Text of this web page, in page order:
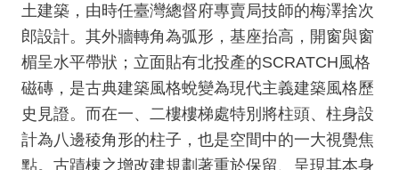
活
動
及
推
廣
典
藏
土建築，由時任臺灣總督府專賣局技師的梅澤捨次
郎設計。其外牆轉角為弧形，基座抬高，開窗與窗
楣呈水平帶狀；立面貼有北投產的SCRATCH風格
磁磚，是古典建築風格蛻變為現代主義建築風格歷
史見證。而在一、二樓樓梯處特別將柱頭、柱身設
計為八邊稜角形的柱子，也是空間中的一大視覺焦
點。古蹟棟之增改建規劃著重於保留、呈現其本身